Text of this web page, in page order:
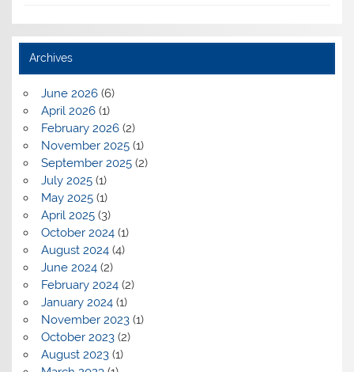
Archives
June 2026(6)
April 2026(1)
February 2026(2)
November 2025(1)
September 2025(2)
July 2025(1)
May 2025(1)
April 2025(3)
October 2024(1)
August 2024(4)
June 2024(2)
February 2024(2)
January 2024(1)
November 2023(1)
October 2023(2)
August 2023(1)